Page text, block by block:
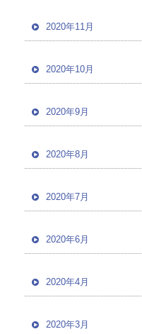
2020年11月
2020年10月
2020年9月
2020年8月
2020年7月
2020年6月
2020年4月
2020年3月